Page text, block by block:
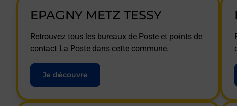
EPAGNY METZ TESSY
Retrouvez tous les bureaux de Poste et points de
contact La Poste dans cette commune.
Je découvre